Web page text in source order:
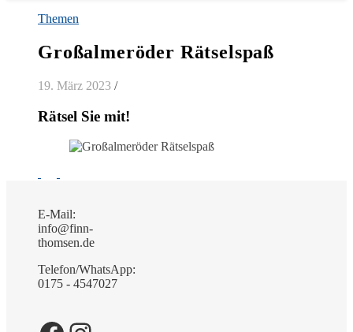
Themen
Großalmeröder Rätselspaß
19. März 2023 /
Rätsel Sie mit!
E-Mail:
info@finn-
thomsen.de
Telefon/WhatsApp:
0175 - 4547027